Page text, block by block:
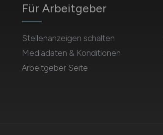
Für Arbeitgeber
Stellenanzeigen schalten
Mediadaten & Konditionen
Arbeitgeber Seite